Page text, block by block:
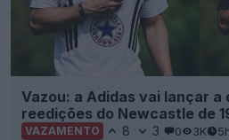
Vazou: a Adidas vai lançar a
reedições do Newcastle de
VAZAMENTO 8 3 0 3K